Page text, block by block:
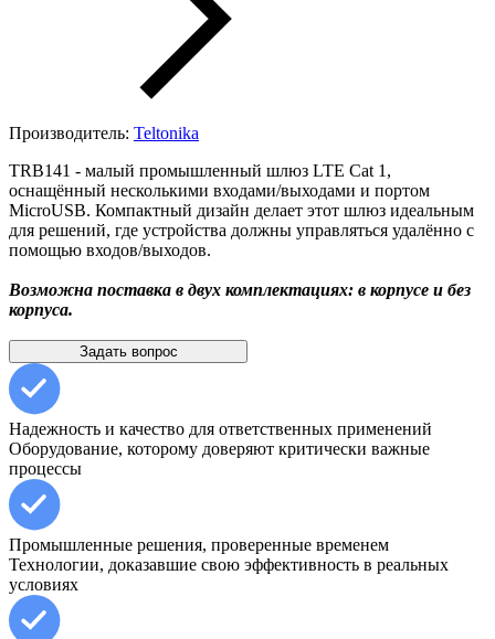
Производитель: Teltonika
TRB141 - малый промышленный шлюз LTE Cat 1,
оснащённый несколькими входами/выходами и портом
MicroUSB. Компактный дизайн делает этот шлюз идеальным
для решений, где устройства должны управляться удалённо с
помощью входов/выходов.
Возможна поставка в двух комплектациях: в корпусе и без
корпуса.
Задать вопрос
Надежность и качество для ответственных применений
Оборудование, которому доверяют критически важные
процессы
Промышленные решения, проверенные временем
Технологии, доказавшие свою эффективность в реальных
условиях